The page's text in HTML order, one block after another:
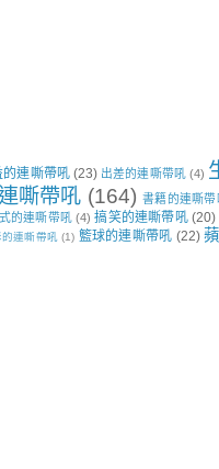
的連嘶帶吼 (23) 出差的連嘶帶吼 (4)
嘶帶吼 (164) 書籍的連嘶帶
的連嘶帶吼 (4) 搞笑的連嘶帶吼 (20)
的連嘶帶吼 (1) 籃球的連嘶帶吼 (22)